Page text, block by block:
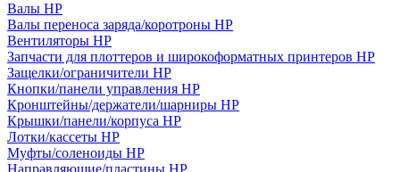
Валы HP
Валы переноса заряда/коротроны HP
Вентиляторы HP
Запчасти для плоттеров и широкоформатных принтеров HP
Защелки/ограничители HP
Кнопки/панели управления HP
Кронштейны/держатели/шарниры HP
Крышки/панели/корпуса HP
Лотки/кассеты HP
Муфты/соленоиды HP
Направляющие/пластины HP